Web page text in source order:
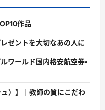
作品
ゼントを大切なあの人に
ワールド国内格安航空券・
）】｜教師の質にこだわ